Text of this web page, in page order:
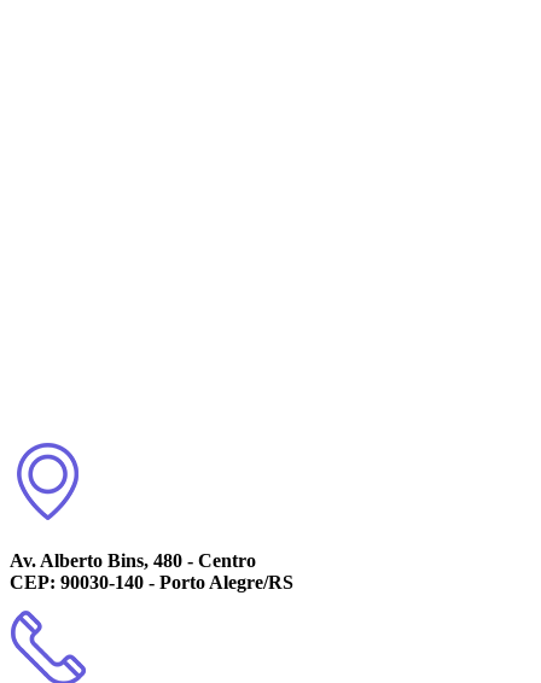
Av. Alberto Bins, 480 - Centro
CEP: 90030-140 - Porto Alegre/RS